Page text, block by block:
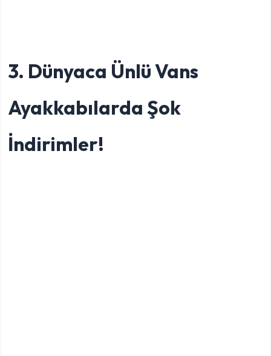
3. Dünyaca Ünlü Vans
Ayakkabılarda Şok
İndirimler!